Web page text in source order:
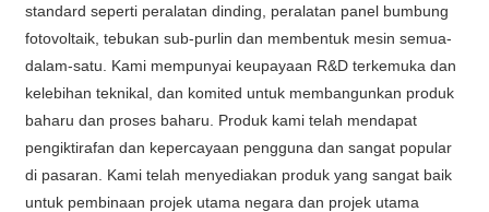
standard seperti peralatan dinding, peralatan panel bumbung
fotovoltaik, tebukan sub-purlin dan membentuk mesin semua-
dalam-satu. Kami mempunyai keupayaan R&D terkemuka dan
kelebihan teknikal, dan komited untuk membangunkan produk
baharu dan proses baharu. Produk kami telah mendapat
pengiktirafan dan kepercayaan pengguna dan sangat popular
di pasaran. Kami telah menyediakan produk yang sangat baik
untuk pembinaan projek utama negara dan projek utama